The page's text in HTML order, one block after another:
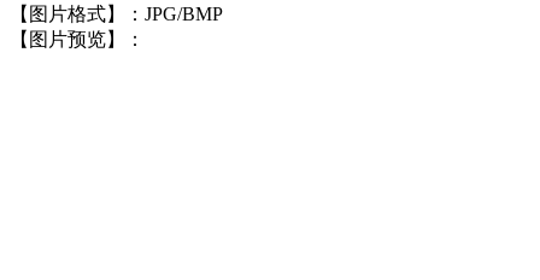
【图片格式】：JPG/BMP
【图片预览】：